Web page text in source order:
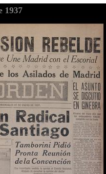
1937